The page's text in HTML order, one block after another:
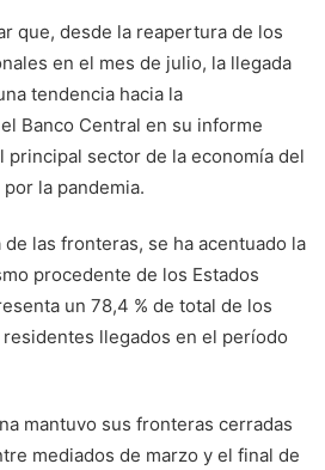
que, desde la reapertura de los
en el mes de julio, la llegada
tendencia hacia la
Banco Central en su informe
principal sector de la economía del
la pandemia.
las fronteras, se ha acentuado la
procedente de los Estados
un 78,4 % de total de los
llegados en el período
mantuvo sus fronteras cerradas
mediados de marzo y el final de